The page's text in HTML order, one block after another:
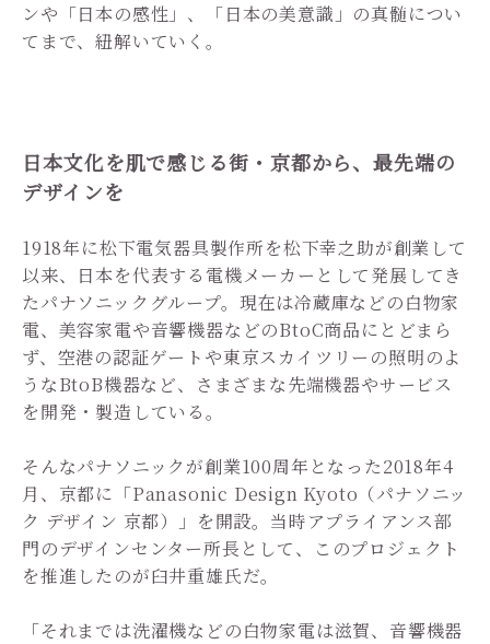
ンや「日本の感性」、「日本の美意識」の真髄につい
てまで、紐解いていく。
日本文化を肌で感じる街・京都から、最先端の
デザインを
1918年に松下電気器具製作所を松下幸之助が創業して
以来、日本を代表する電機メーカーとして発展してき
たパナソニックグループ。現在は冷蔵庫などの白物家
電、美容家電や音響機器などのBtoC商品にとどまら
ず、空港の認証ゲートや東京スカイツリーの照明のよ
うなBtoB機器など、さまざまな先端機器やサービス
を開発・製造している。
そんなパナソニックが創業100周年となった2018年4
月、京都に「Panasonic Design Kyoto（パナソニッ
ク デザイン 京都）」を開設。当時アプライアンス部
門のデザインセンター所長として、このプロジェクト
を推進したのが臼井重雄氏だ。
「それまでは洗濯機などの白物家電は滋賀、音響機器